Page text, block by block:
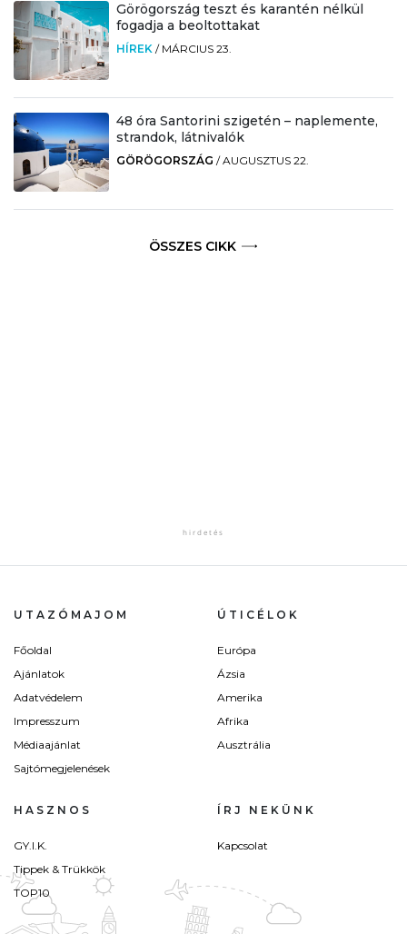
Görögország teszt és karantén nélkül
fogadja a beoltottakat
HÍREK / MÁRCIUS 23.
48 óra Santorini szigetén – naplemente,
strandok, látnivalók
GÖRÖGORSZÁG /AUGUSZTUS 22.
ÖSSZES CIKK
UTAZÓMAJOM
Főoldal
Ajánlatok
Adatvédelem
Impresszum
Médiaajánlat
Sajtómegjelenések
ÚTICÉLOK
Európa
Ázsia
Amerika
Afrika
Ausztrália
HASZNOS
GY.I.K.
Tippek & Trükkök
TOP10
ÍRJ NEKÜNK
Kapcsolat